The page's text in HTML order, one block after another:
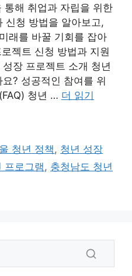
통해 취업과 자립을 위한
신청 방법을 알아보고,
래를 바꿀 기회를 잡아
젝트 신청 방법과 지원
장 프로젝트 소개 청년
? 성공적인 참여를 위
청년 … 더 읽기
청년 정책, 청년 성장
프로그램, 충청남도 청년